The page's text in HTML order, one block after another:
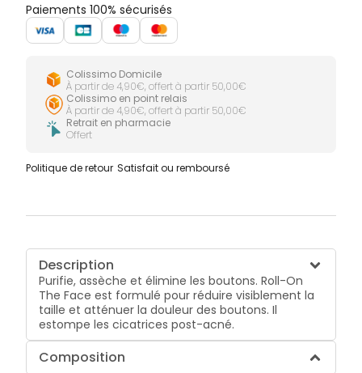
Paiements 100% sécurisés
Colissimo Domicile
À partir de 4,90€, offert à partir 50,00€
Colissimo en point relais
À partir de 4,90€, offert à partir 50,00€
Retrait en pharmacie
Offert
Politique de retour Satisfait ou remboursé
Description
Purifie, assèche et élimine les boutons. Roll-On
The Face est formulé pour réduire visiblement la
taille et atténuer la douleur des boutons. Il
estompe les cicatrices post-acné.
Composition